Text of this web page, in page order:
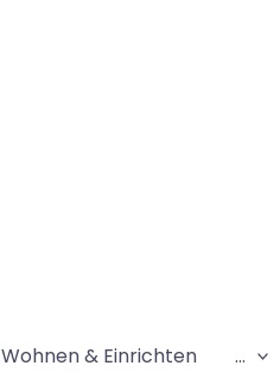
Wohnen & Einrichten …